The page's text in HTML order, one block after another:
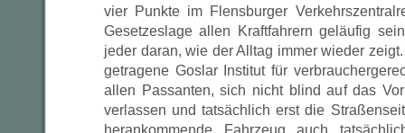
vier Punkte im Flensburger
Gesetzeslage allen Kraftfahrern geläufig
jeder daran, wie der Alltag immer wieder
getragene Goslar Institut für
allen Passanten, sich nicht blind auf das
verlassen und tatsächlich erst die
herankommende Fahrzeug auch